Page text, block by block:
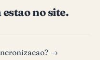
no site.
→